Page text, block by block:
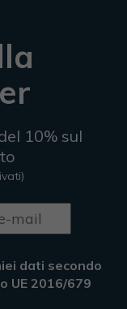
10% sul
dati secondo
UE 2016/679